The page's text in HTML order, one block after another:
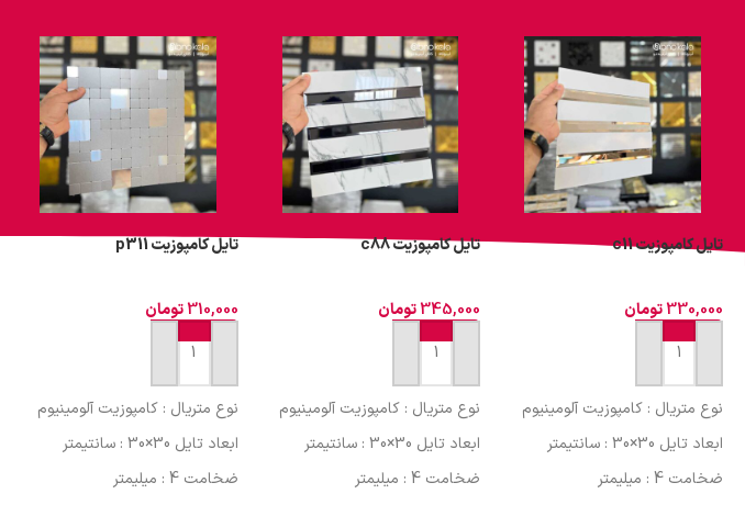
تایل کامپوزیت c11
330,000تومان
افزودن به سبد خرید
نوع متریال : کامپوزیت آلومینیوم
ابعاد تایل 30×30 : سانتیمتر
ضخامت 4 : میلیمتر
تایل کامپوزیت c88
345,000تومان
افزودن به سبد خرید
نوع متریال : کامپوزیت آلومینیوم
ابعاد تایل 30×30 : سانتیمتر
ضخامت 4 : میلیمتر
تایل کامپوزیت p311
310,000تومان
افزودن به سبد خرید
نوع متریال : کامپوزیت آلومینیوم
ابعاد تایل 30×30 : سانتیمتر
ضخامت 4 : میلیمتر